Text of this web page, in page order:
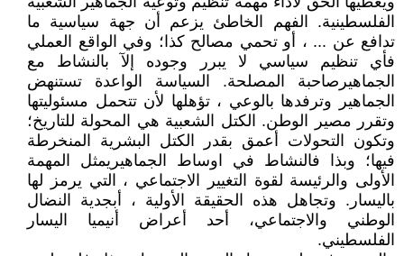
الفلسطينية. الفهم الخاطئ يزعم أن جهة سياسية ما
تدافع عن ... ، أو تحمي مصالح كذا؛ وفي الواقع العملي
فأي تنظيم سياسي لا يبرر وجوده إلآ بالنشاط مع
الجماهيرصاحبة المصلحة. السياسة الواعدة تستنهض
الجماهير وترفدها بالوعي ، تؤهلها لأن تتحمل مسئوليتها
وتقرر مصير الوطن. الكتل الشعبية هي المحولة للتاريخ؛
وتكون التحولات أعمق بقدر الكتل البشرية المنخرطة
فيها؛ وبذا فالنشاط في اوساط الجماهيريمثل المهمة
الأولى والرئيسة لقوة التغيير الاجتماعي ، التي يرمز لها
باليسار. وتجاهل هذه الحقيقة الأولية ، أبجدية النضال
الوطني والاجتماعي، أحد أعراض أنيميا اليسار
الفلسطيني.